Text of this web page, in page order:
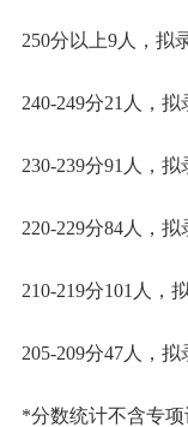
250分以上9人，拟
240-249分21人，拟
230-239分91人，拟
220-229分84人，拟
210-219分101人，
205-209分47人，拟
*分数统计不含专项